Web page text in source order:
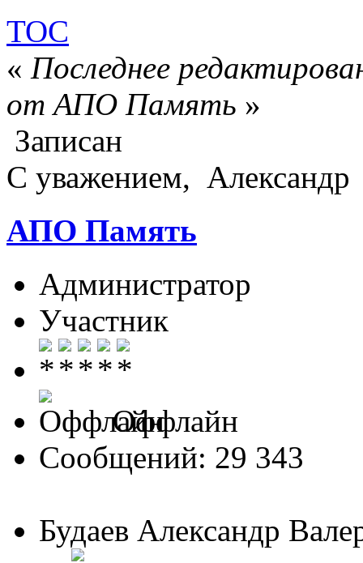
ТОС
« Последнее
от АПО Память »
Записан
С уважением, Александр
АПО Память
Администратор
Участник
Оффлайн
Сообщений: 29 343
Будаев Александр